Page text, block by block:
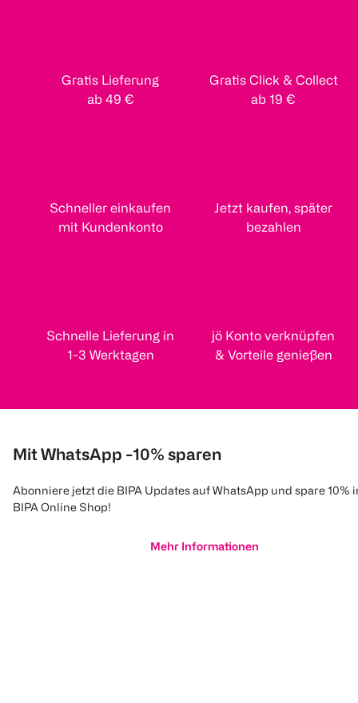
Gratis Lieferung
ab 49 €
Gratis Click & Collect
ab 19 €
Schneller einkaufen
mit Kundenkonto
Jetzt kaufen, später
bezahlen
Schnelle Lieferung in
1-3 Werktagen
jö Konto verknüpfen
& Vorteile genießen
Mit WhatsApp -10% sparen
Abonniere jetzt die BIPA Updates auf WhatsApp und spare 10%
BIPA Online Shop!
Mehr Informationen